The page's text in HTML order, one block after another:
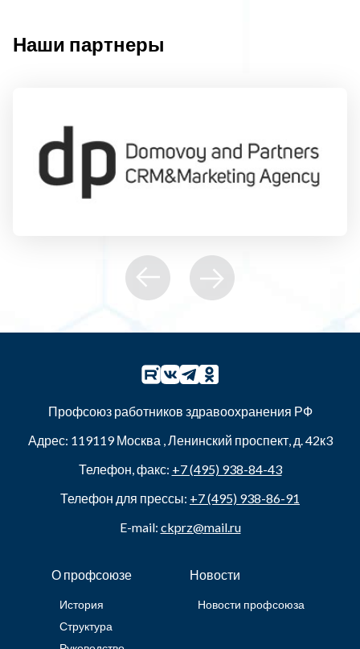
Наши партнеры
Профсоюз работников здравоохранения РФ
Адрес: 119119Москва ,Ленинский проспект, д. 42к3
Телефон, факс: +7 (495) 938-84-43
Телефон для прессы: +7 (495) 938-86-91
E-mail: ckprz@mail.ru
О профсоюзе
История
Структура
Новости
Новости профсоюза